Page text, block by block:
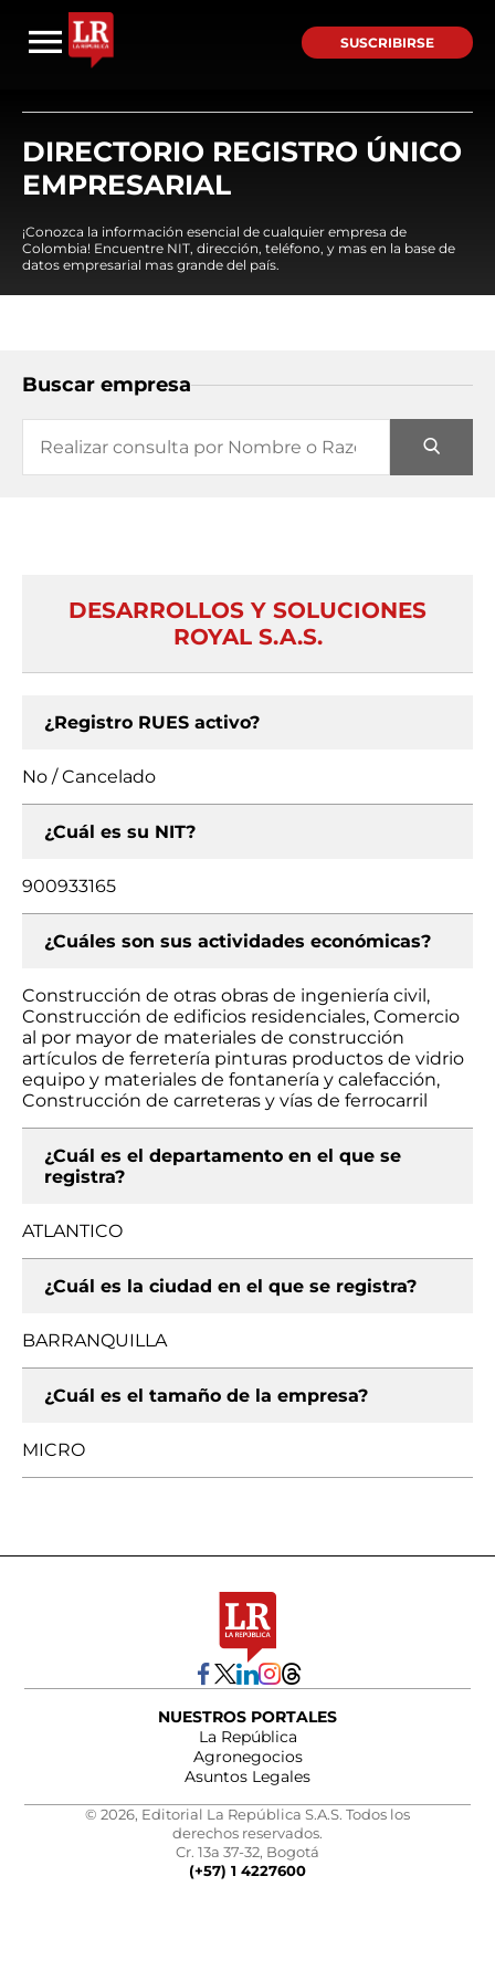
SUSCRIBIRSE
DIRECTORIO REGISTRO ÚNICO
EMPRESARIAL
¡Conozca la información esencial de cualquier empresa de
Colombia! Encuentre NIT, dirección, teléfono, y mas en la base de
datos empresarial mas grande del país.
Buscar empresa
DESARROLLOS Y SOLUCIONES
ROYAL S.A.S.
¿Registro RUES activo?
No / Cancelado
¿Cuál es su NIT?
900933165
¿Cuáles son sus actividades económicas?
Construcción de otras obras de ingeniería civil,
Construcción de edificios residenciales, Comercio
al por mayor de materiales de construcción
artículos de ferretería pinturas productos de vidrio
equipo y materiales de fontanería y calefacción,
Construcción de carreteras y vías de ferrocarril
¿Cuál es el departamento en el que se
registra?
ATLANTICO
¿Cuál es la ciudad en el que se registra?
BARRANQUILLA
¿Cuál es el tamaño de la empresa?
MICRO
NUESTROS PORTALES
La República
Agronegocios
Asuntos Legales
© 2026, Editorial La República S.A.S. Todos los
derechos reservados.
Cr. 13a 37-32, Bogotá
(+57) 1 4227600